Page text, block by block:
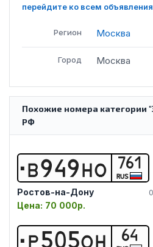
перейдите ко всем
Регион Москва
Город Москва
Похожие номера категории
РФ
В949НО 761
RUS
Ростов-на-Дону
Цена: 70 000р.
Р505ОН 64